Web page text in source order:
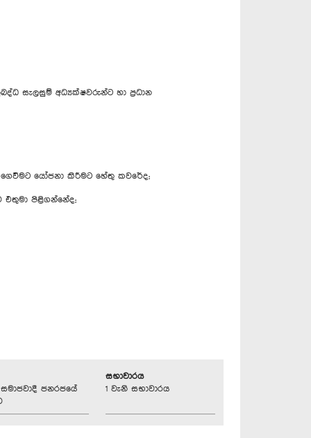
සැලසුම් අධ්‍යක්ෂවරුන්ට හා ප්‍රධාන
යෝජනා කිරීමට හේතු කවරේද;
පිළිගන්නේද;
සමාජවාදී ජනරජයේ
සභාවාරය
1 වැනි සභාවාරය